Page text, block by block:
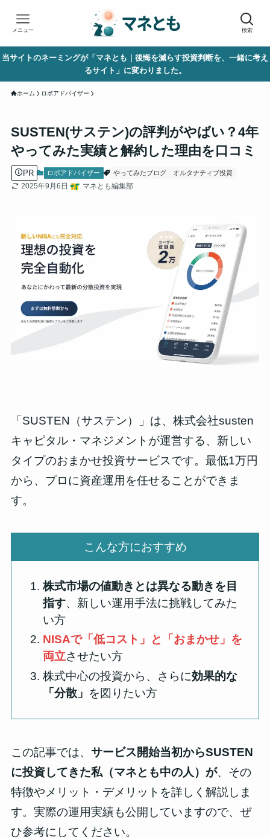
検索
メニュー
当サイトのネーミングが「マネとも｜後悔を減らす投資判断を、一緒に考え
るサイト」に変わりました。
ホーム ロボアドバイザー
SUSTEN(サステン)の評判がやばい？4年
やってみた実績と解約した理由を口コミ
PR ロボアドバイザー やってみたブログ オルタナティブ投資
2025年9月6日 マネとも編集部
「SUSTEN（サステン）」は、株式会社susten
キャピタル・マネジメントが運営する、新しい
タイプのおまかせ投資サービスです。最低1万円
から、プロに資産運用を任せることができま
す。
こんな方におすすめ
株式市場の値動きとは異なる動きを目
指す、新しい運用手法に挑戦してみた
い方
NISAで「低コスト」と「おまかせ」を
両立させたい方
株式中心の投資から、さらに効果的な
「分散」 を図りたい方
この記事では、 サービス開始当初からSUSTEN
に投資してきた私（マネとも中の人）が、その
特徴やメリット・デメリットを詳しく解説しま
す。実際の運用実績も公開していますので、ぜ
ひ参考にしてください。